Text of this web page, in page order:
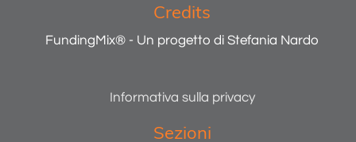
Credits
FundingMix® - Un progetto di Stefania Nardo
Informativa sulla privacy
Sezioni